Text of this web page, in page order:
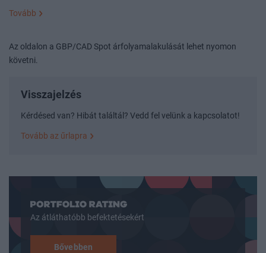
Tovább
Az oldalon a GBP/CAD Spot árfolyamalakulását lehet nyomon
követni.
Visszajelzés
Kérdésed van? Hibát találtál? Vedd fel velünk a kapcsolatot!
Tovább az űrlapra
Az átláthatóbb befektetésekért
Bővebben